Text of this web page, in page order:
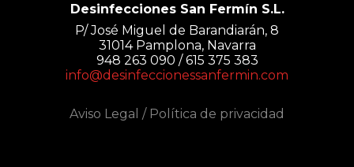
Desinfecciones San Fermín S.L.
P/ José Miguel de Barandiarán, 8
31014 Pamplona, Navarra
948 263 090 / 615 375 383
info@desinfeccionessanfermin.com
Aviso Legal / Política de privacidad